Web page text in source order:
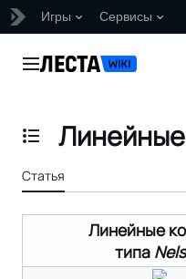
Игры Сервисы
Главное меню
Отобразить/Скрыть
Статья
Линейные
типа